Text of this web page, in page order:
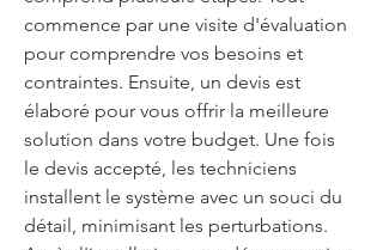
commence par une visite d'évaluation
pour comprendre vos besoins et
contraintes. Ensuite, un devis est
élaboré pour vous offrir la meilleure
solution dans votre budget. Une fois
le devis accepté, les techniciens
installent le système avec un souci du
détail, minimisant les perturbations.